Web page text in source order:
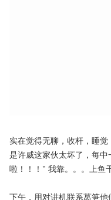
实在觉得无聊，收杆，睡
是许威这家伙太坏了，每中
啦！！！" 我靠。。。上鱼
下午，用对讲机联系莴笋